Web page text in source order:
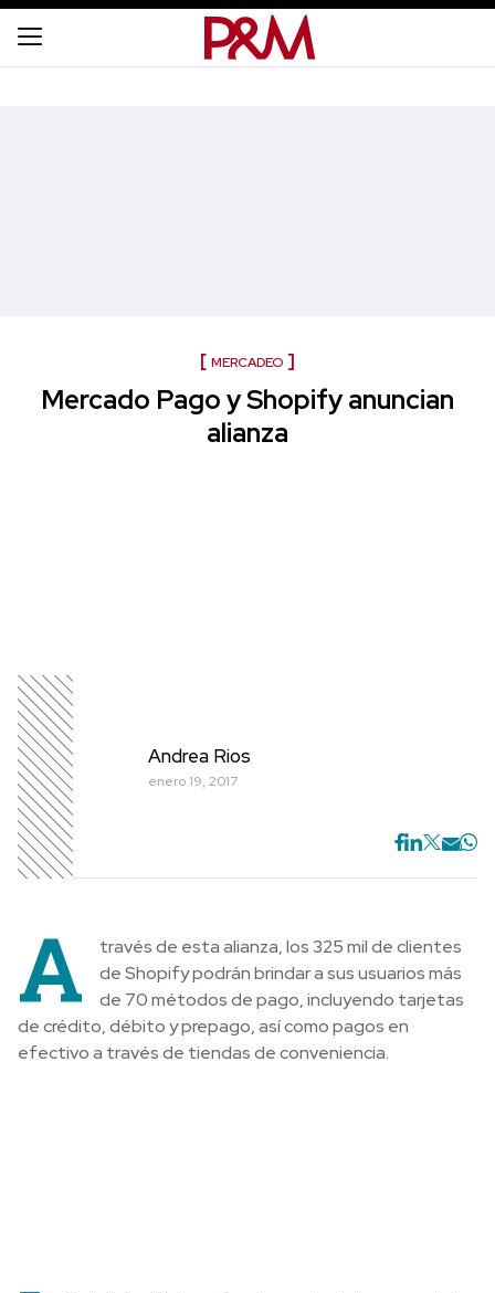
MERCADEO
Mercado Pago y Shopify anuncian
alianza
Andrea Rios
enero 19, 2017
A
través de esta alianza, los 325 mil de clientes
de Shopify podrán brindar a sus usuarios más
de 70 métodos de pago, incluyendo tarjetas
de crédito, débito y prepago, así como pagos en
efectivo a través de tiendas de conveniencia.